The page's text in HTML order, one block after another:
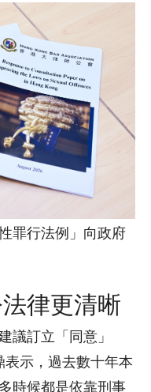
罪行法例」向政府
律更清晰
議訂立「同意」
表示，過去數十年本
時候都是依靠刑事